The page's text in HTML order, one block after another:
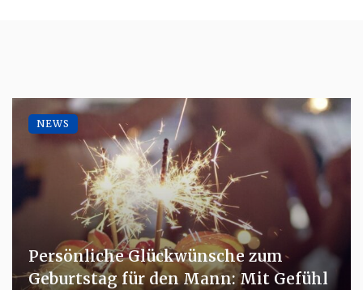
Persönliche Glückwünsche zum
Geburtstag für den Mann: Mit Gefühl
NEWS